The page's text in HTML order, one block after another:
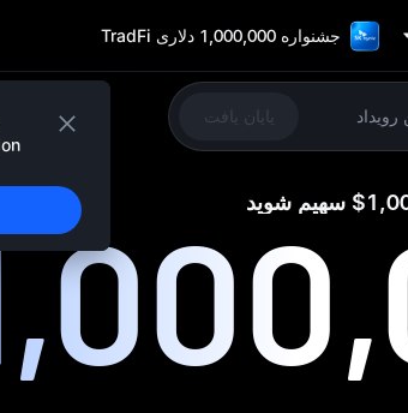
جشنواره 1,000,000 دلاری TradFi
رویداد پایان یافت